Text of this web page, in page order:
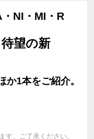
NI・MI・R
望の新
か1本をご紹介。
す。ご了承ください。